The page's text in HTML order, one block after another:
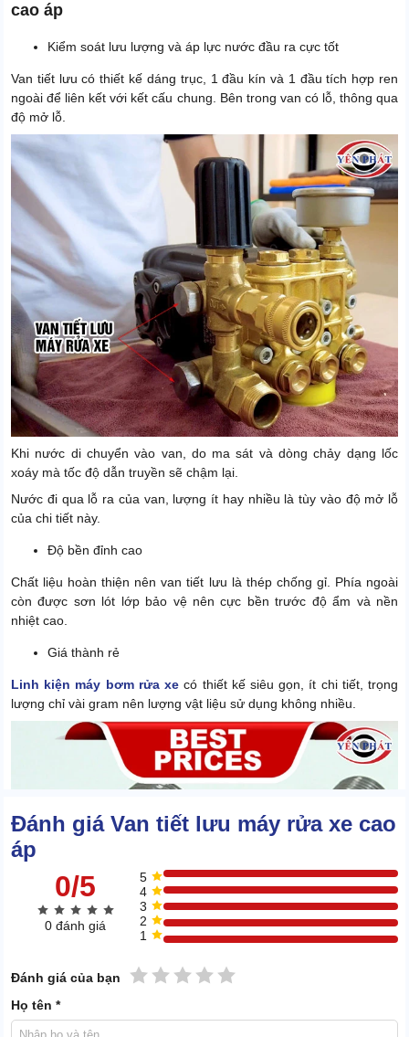
cao áp
Kiểm soát lưu lượng và áp lực nước đầu ra cực tốt
Van tiết lưu có thiết kế dáng trục, 1 đầu kín và 1 đầu tích hợp ren
ngoài để liên kết với kết cấu chung. Bên trong van có lỗ, thông qua
độ mở lỗ.
Khi nước di chuyển vào van, do ma sát và dòng chảy dạng lốc
xoáy mà tốc độ dẫn truyền sẽ chậm lại.
Nước đi qua lỗ ra của van, lượng ít hay nhiều là tùy vào độ mở lỗ
của chi tiết này.
Độ bền đỉnh cao
Chất liệu hoàn thiện nên van tiết lưu là thép chống gỉ. Phía ngoài
còn được sơn lót lớp bảo vệ nên cực bền trước độ ẩm và nền
nhiệt cao.
Giá thành rẻ
Linh kiện máy bơm rửa xe có thiết kế siêu gọn, ít chi tiết, trọng
lượng chỉ vài gram nên lượng vật liệu sử dụng không nhiều.
Đánh giá Van tiết lưu máy rửa xe cao
áp
0/5
0 đánh giá
5
4
3
2
1
Đánh giá của bạn 5 sao
4 sao
3 sao
2 sao
1 sao
Họ tên *